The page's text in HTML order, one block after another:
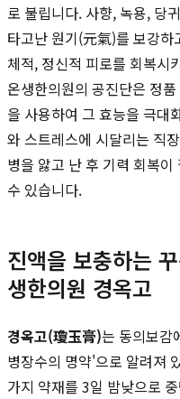
로 불립니다. 사향, 녹용, 당
타고난 원기(元氣)를 보강하
체적, 정신적 피로를 회복시
온생한의원의 공진단은 정
을 사용하여 그 효능을 극대
와 스트레스에 시달리는 직
병을 앓고 난 후 기력 회복
수 있습니다.
진액을 보충하는
생한의원 경옥고
경옥고(瓊玉膏)는 동의보감
병장수의 명약'으로 알려져
가지 약재를 3일 밤낮으로